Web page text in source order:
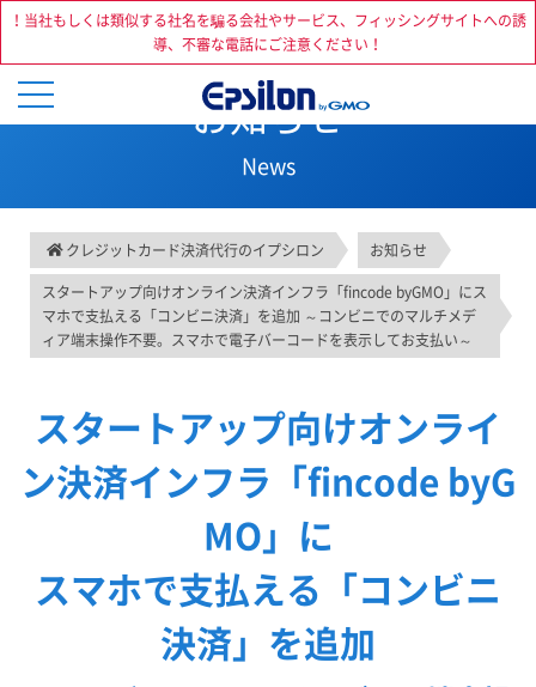
！当社もしくは類似する社名を騙る会社やサービス、フィッシングサイトへの誘
導、不審な電話にご注意ください！
お知らせ
News
クレジットカード決済代行のイプシロン
お知らせ
スタートアップ向けオンライン決済インフラ「fincode byGMO」にス
マホで支払える「コンビニ決済」を追加 ～コンビニでのマルチメデ
ィア端末操作不要。スマホで電子バーコードを表示してお支払い～
スタートアップ向けオンライ
ン決済インフラ「fincode byG
MO」に
スマホで支払える「コンビニ
決済」を追加